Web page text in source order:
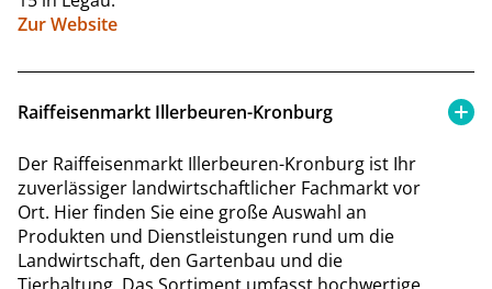
Zur Website
Raiffeisenmarkt Illerbeuren-Kronburg
Der Raiffeisenmarkt Illerbeuren-Kronburg ist Ihr
zuverlässiger landwirtschaftlicher Fachmarkt vor
Ort. Hier finden Sie eine große Auswahl an
Produkten und Dienstleistungen rund um die
Landwirtschaft, den Gartenbau und die
Tierhaltung. Das Sortiment umfasst hochwertige